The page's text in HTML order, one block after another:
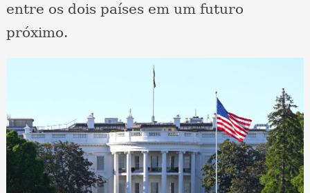
entre os dois países em um futuro
próximo.